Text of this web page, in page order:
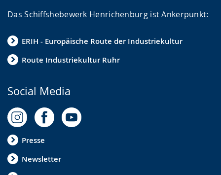
Das Schiffshebewerk Henrichenburg ist Ankerpunkt:
ERIH - Europäische Route der Industriekultur
Route Industriekultur Ruhr
Social Media
Presse
Newsletter